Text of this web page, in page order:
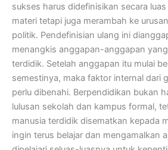
sukses harus didefinisikan secara
materi tetapi juga merambah ke
politik. Pendefinisian ulang ini
menangkis anggapan-anggapan
terdidik. Setelah anggapan itu mulai
semestinya, maka faktor internal dari
perlu dibenahi. Berpendidikan bukan
lulusan sekolah dan kampus formal,
manusia terdidik disematkan kepada
ingin terus belajar dan mengamalkan